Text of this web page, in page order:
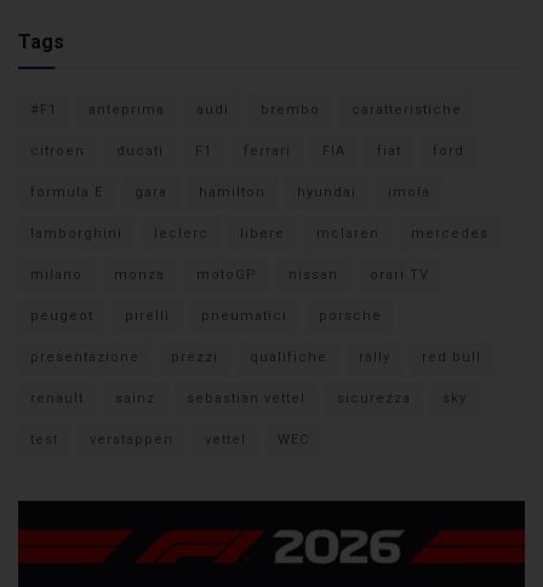
Tags
#F1 anteprima audi brembo caratteristiche
citroen ducati F1 ferrari FIA fiat ford
formula E gara hamilton hyundai imola
lamborghini leclerc libere mclaren mercedes
milano monza motoGP nissan orari TV
peugeot pirelli pneumatici porsche
presentazione prezzi qualifiche rally red bull
renault sainz sebastian vettel sicurezza sky
test verstappen vettel WEC